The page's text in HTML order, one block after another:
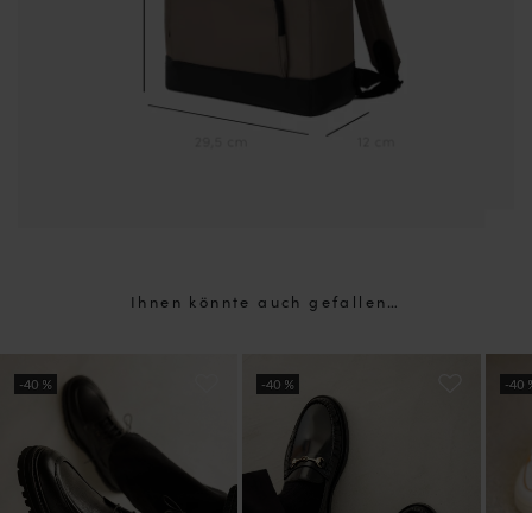
Ihnen könnte auch gefallen…